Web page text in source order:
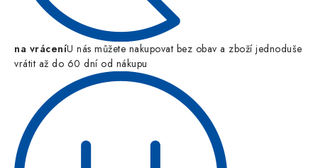
na vráceníU nás můžete nakupovat bez obav a zboží jednoduše
vrátit až do 60 dní od nákupu